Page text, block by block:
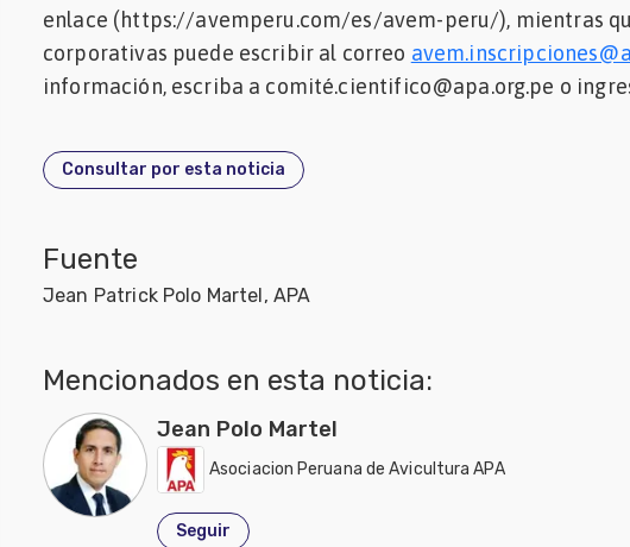
enlace (https://avemperu.com/es/avem-peru/), mientras
corporativas puede escribir al correo
información, escriba a comité.cientifico@apa.org.pe o
Consultar por esta noticia
Fuente
Jean Patrick Polo Martel, APA
Mencionados en esta noticia:
Jean Polo Martel
Asociacion Peruana de Avicultura APA
Seguir